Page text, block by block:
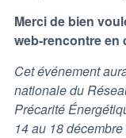
Merci de bien
web-rencontre en
Cet événement
nationale du
Précarité
14 au 18